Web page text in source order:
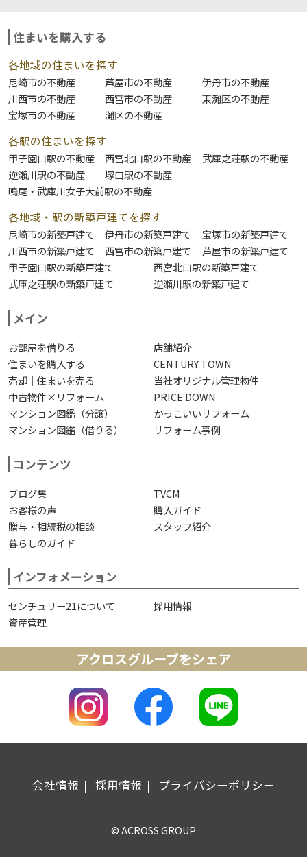
住まいを購入する
各地域の住まいを探す
尼崎市の不動産 芦屋市の不動産
伊丹市の不動産
川西市の不動産
西宮市の不動産
東灘区の不動産
宝塚市の不動産
灘区の不動産
各駅の住まいを探す
甲子園口駅の不動産 西宮北口駅の不動産
武庫之荘駅の不動産
逆瀬川駅の不動産
塚口駅の不動産
鳴尾・武庫川女子大前駅の不動産
各地域・駅の新築戸建てを探す
尼崎市の新築戸建て 伊丹市の新築戸建て
宝塚市の新築戸建て
川西市の新築戸建て
西宮市の新築戸建て
芦屋市の新築戸建て
甲子園口駅の新築戸建て
西宮北口駅の新築戸建て
武庫之荘駅の新築戸建て
逆瀬川駅の新築戸建て
メイン
お部屋を借りる
店舗紹介
住まいを購入する
CENTURY TOWN
売却｜住まいを売る
当社オリジナル管理物件
中古物件×リフォーム
PRICE DOWN
マンション図鑑（分譲）
かっこいいリフォーム
マンション図鑑（借りる）
リフォーム事例
コンテンツ
ブログ集
TVCM
お客様の声
購入ガイド
贈与・相続税の相談
スタッフ紹介
暮らしのガイド
インフォメーション
センチュリー21について
採用情報
資産管理
アクロスグループをシェア
会社情報 採用情報 プライバシーポリシー
© ACROSS GROUP